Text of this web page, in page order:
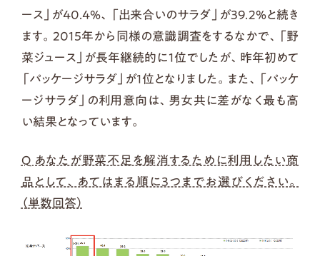
ース」が40.4％、「出来合いのサラダ」が39.2％と続き
ます。2015年から同様の意識調査をするなかで、「野
菜ジュース」が長年継続的に1位でしたが、昨年初めて
「パッケージサラダ」が1位となりました。また、「パッケ
ージサラダ」の利用意向は、男女共に差がなく最も高
い結果となっています。
Q あなたが野菜不足を解消するために利用したい商
品として、あてはまる順に3つまでお選びください。
（単数回答）